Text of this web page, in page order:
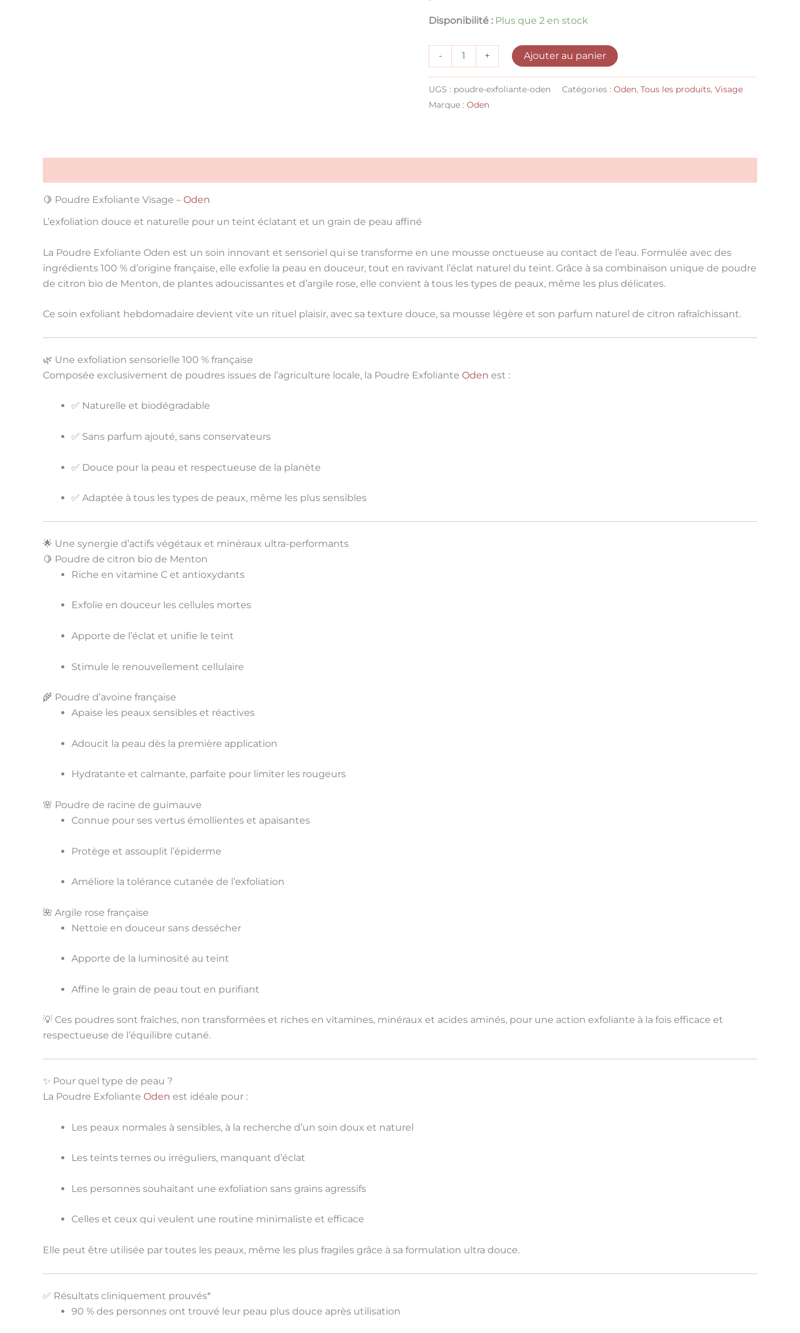
Disponibilité : Plus que 2 en stock
- + Ajouter au panier
UGS : poudre-exfoliante-oden Catégories : Oden, Tous les produits, Visage
Marque : Oden
🍋 Poudre Exfoliante Visage – Oden
L’exfoliation douce et naturelle pour un teint éclatant et un grain de peau affiné
La Poudre Exfoliante Oden est un soin innovant et sensoriel qui se transforme en une mousse onctueuse au contact de l’eau. Formulée avec des
ingrédients 100 % d’origine française, elle exfolie la peau en douceur, tout en ravivant l’éclat naturel du teint. Grâce à sa combinaison unique de poudre
de citron bio de Menton, de plantes adoucissantes et d’argile rose, elle convient à tous les types de peaux, même les plus délicates.
Ce soin exfoliant hebdomadaire devient vite un rituel plaisir, avec sa texture douce, sa mousse légère et son parfum naturel de citron rafraîchissant.
🌿 Une exfoliation sensorielle 100 % française
Composée exclusivement de poudres issues de l’agriculture locale, la Poudre Exfoliante Oden est :
✅ Naturelle et biodégradable
✅ Sans parfum ajouté, sans conservateurs
✅ Douce pour la peau et respectueuse de la planète
✅ Adaptée à tous les types de peaux, même les plus sensibles
🌟 Une synergie d’actifs végétaux et minéraux ultra-performants
🍋 Poudre de citron bio de Menton
Riche en vitamine C et antioxydants
Exfolie en douceur les cellules mortes
Apporte de l’éclat et unifie le teint
Stimule le renouvellement cellulaire
🌾 Poudre d’avoine française
Apaise les peaux sensibles et réactives
Adoucit la peau dès la première application
Hydratante et calmante, parfaite pour limiter les rougeurs
🌸 Poudre de racine de guimauve
Connue pour ses vertus émollientes et apaisantes
Protège et assouplit l’épiderme
Améliore la tolérance cutanée de l’exfoliation
🌺 Argile rose française
Nettoie en douceur sans dessécher
Apporte de la luminosité au teint
Affine le grain de peau tout en purifiant
💡 Ces poudres sont fraîches, non transformées et riches en vitamines, minéraux et acides aminés, pour une action exfoliante à la fois efficace et
respectueuse de l’équilibre cutané.
✨ Pour quel type de peau ?
La Poudre Exfoliante Oden est idéale pour :
Les peaux normales à sensibles, à la recherche d’un soin doux et naturel
Les teints ternes ou irréguliers, manquant d’éclat
Les personnes souhaitant une exfoliation sans grains agressifs
Celles et ceux qui veulent une routine minimaliste et efficace
Elle peut être utilisée par toutes les peaux, même les plus fragiles grâce à sa formulation ultra douce.
✅ Résultats cliniquement prouvés*
90 % des personnes ont trouvé leur peau plus douce après utilisation